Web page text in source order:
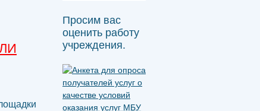
Просим вас
оценить работу
учреждения.